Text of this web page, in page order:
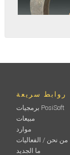
روابط سريعة
برمجيات PosiSoft
مبيعات
موارد
من نحن / الفعاليات
ما الجديد